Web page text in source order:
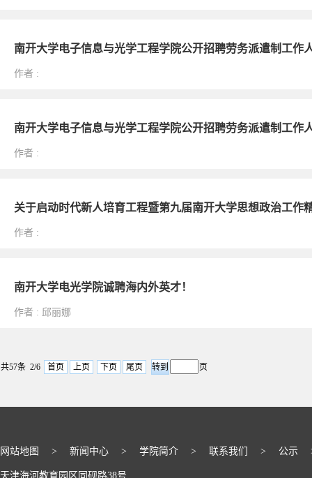
南开大学电子信息与光学工程学院公开招聘劳务派遣制工作
作者 :
南开大学电子信息与光学工程学院公开招聘劳务派遣制工作
作者 :
关于启动时代新人培育工程暨第九届南开大学思想政治工作
作者 :
南开大学电光学院诚聘海内外英才！
作者 : 邱丽娜
共57条 2/6 首页 上页 下页 尾页 页
网站地图 > 新闻中心 > 学院简介 > 联系我们 > 公示
天津海河教育园区同砚路38号